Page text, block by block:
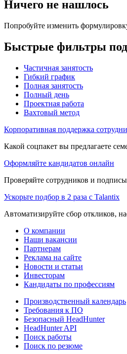
Ничего не нашлось
Попробуйте изменить
Быстрые фильтры
Частичная занятость
Гибкий график
Полная занятость
Полный день
Проектная работа
Вахтовый метод
Корпоративная поддержка
Какой соцпакет вы предлагаете
Оформляйте кандидатов онлайн
Проверяйте сотрудников и
Ускорьте подбор в 2 раза с Talantix
Автоматизируйте сбор откликов,
О компании
Наши вакансии
Партнерам
Реклама на сайте
Новости и статьи
Инвесторам
Кандидаты по профессиям
Производственный календарь
Требования к ПО
Безопасный HeadHunter
HeadHunter API
Поиск работы
Поиск по резюме